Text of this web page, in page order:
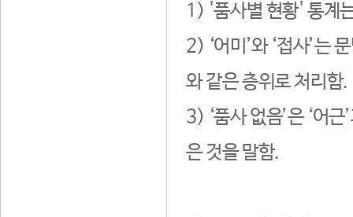
1) '품사별 현황' 통계
2) ‘어미’와 ‘접사’는
와 같은 층위로 처리함.
3) ‘품사 없음’은 ‘어
은 것을 말함.